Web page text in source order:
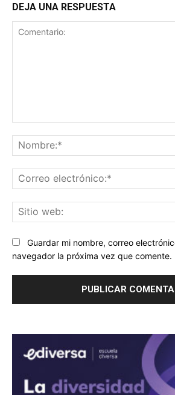
DEJA UNA RESPUESTA
Guardar mi nombre, correo
navegador la próxima vez que comente.